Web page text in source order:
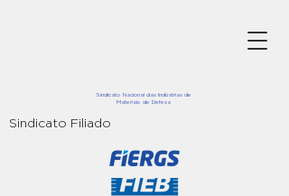
Sindicato Nacional das Indústrias de
Materiais de Defesa
Sindicato Filiado